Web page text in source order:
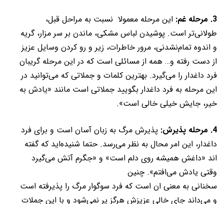
3. مرحله غم:
این مرحله معمولا نسبت به مراحل قبل،
طولانی‌تر است. پوشیدن لباس مشکی، ماندن بر سر مزار، گریه
و اندوه تمام‌نشدنی، مرور خاطرات، زیر و رو کردن وسایل عزیز
از دست رفته و… همه از مسائلی است که در این مرحله گریبان
فرد داغدار را می‌گیرد. بهترین کلمات و جملاتی که می‌توانید در
این مرحله به فرد داغدار بگویید جملاتی است مانند «یادش به
خیر، جایش خیلی خالی است».
4. مرحله پذیرش:
پذیرش مرگ به زبان آسان است و برای فرد
داغدار، این امر محال به نظر می‌رسد. حتما شنیده‌اید که گفته
اند «داغش همیشه روی دلم است» و «جگرم آتش می‌گیرد
وقتی یادش می‌افتم». چنین
سخنانی به معنی ان است که فرد سوگوار مرگ را پذیرفته است
و می‌داند جای خالی عزیزش هرگز پر نمی‌شود و با این جملات